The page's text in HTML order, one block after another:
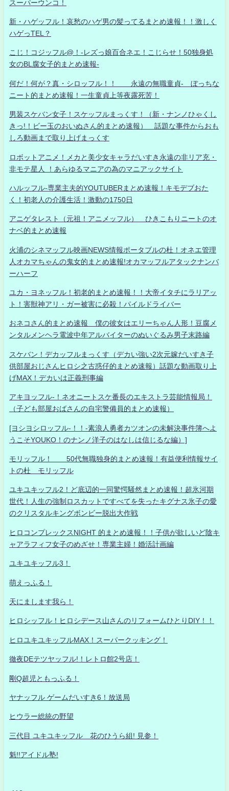
スーパーウンコ！
新・ハゲッフル！哀愁のハゲ男の髪ってるまとめ速報！！激しく
ハゲっTEL？
こじ！コジッフル@！-レズっ娘百合ネエ！こじらせ！50独身処
女のBL腐女子的まとめ速報-
何だ！何が？真・シロッフル！！ 永遠の無職童貞- ぼっちな
ニート的まとめ速報！一生童貞上等夜露死苦！
男装スケバン女子！スケッフルまっくす！（新・ナンノひゃくし
きっ!！ビー玉のおいぬさん的まとめ速報） 話題な事件からおも
しろ動画まで取り上げまっくす
ロボットアニメ！メカと美少女キャラだいすき永遠の非リア充・
非モテ星人 ！あらゆるマニアの為のマニアックサイト
ハルッフル-専業主夫的YOUTUBERまとめ速報！キモデブおた
く！初老人の介護生活！激動の1750日
アニゲタレスト（元祖！アニメッフル） ひきこもりニートのオ
ナベ的まとめ速報
火浦のシネマッフル映画NEWS情報ポータブルの杜！オネエ管理
人オカマちゃんの鬼女的まとめ速報!オカマッフルアタックナンバ
ーハーフ
ユカ・ヨネッフル！初老的まとめ速報！！大帝イタチにラリアッ
ト！害獣神アリ・ガー被害に必殺！パイルドライバー
おネコさん的まとめ速報 僕の彼女はエリーちゃん人形！豆腐メ
ンタルメンヘラ電波中年アルバイターのぬいぐるみ男子末路編
スケバン！デカッフルまっくす（デカい強い2次元嫁だいすき子
供部屋おじさんヒロシ之古惑仔的まとめ速報）話題な動画取り上
げMAX！デカいは正義刑事編
アキヨッフル-！ネオニートスケ番長のエキストラ芸能情報局！
（子ども部屋おばさんの自宅警備員的まとめ速報）
[ヨシヨシロッフル-！！-素浪人勇者カツオンの未解決事件簿へよ
うこそYOUKO！のナンノ洋子のはなしは信じるな編）]
モリッフル！ 50代無職独身的まとめ速報！有益便利情報サイ
トの杜 モリッフル
ユキユキッフル2！ど底辺的一同驚愕騒然まとめ速報！超氷河期
世代！人生の強制ロスカットですべてを失ったキグナス氷子の愛
のクリスタルキングボンビー脱出大作戦
ヒロコンプレックスNIGHT 的まとめ速報！！子供が欲しいど陰キ
ャアラフィフ女子のめざせ！専業主婦！婚活計画編
ユキユキッフル3！
萌えっふる！
天にまします我ら！
ヒロシッフル！ヒロシデース山さんのリフォームひとりDIY！！
ヒロユキユキッフルMAX！スーパークッキング！
徹夜DEテツヤッフル!！レトロ館2号店！
剛Q超児ともっふる！
ヤナッフル ゲームだいすき6！放送局
ヒウラー総統の野望
三代目 ユキユキッフル 花のひうら組! 見参！
魁!!アイドル塾!